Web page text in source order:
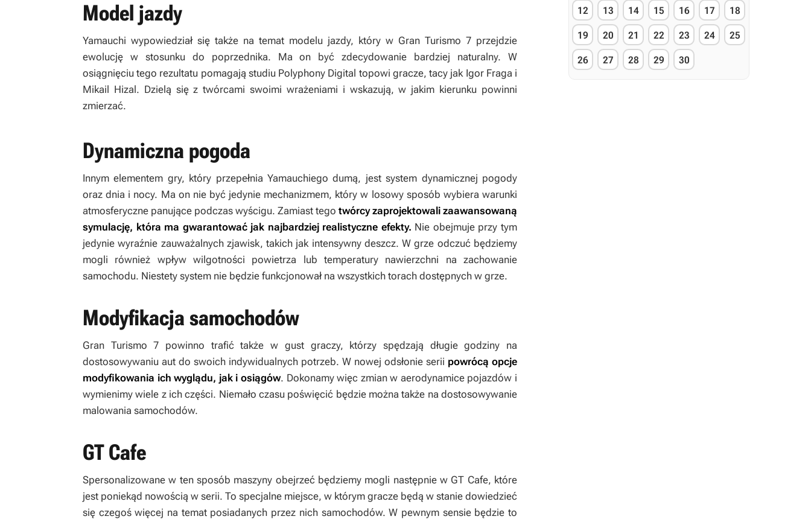
Model jazdy
Yamauchi wypowiedział się także na temat modelu jazdy, który w Gran Turismo 7 przejdzie
ewolucję w stosunku do poprzednika. Ma on być zdecydowanie bardziej naturalny. W
osiągnięciu tego rezultatu pomagają studiu Polyphony Digital topowi gracze, tacy jak Igor Fraga i
Mikail Hizal. Dzielą się z twórcami swoimi wrażeniami i wskazują, w jakim kierunku powinni
zmierzać.
Dynamiczna pogoda
Innym elementem gry, który przepełnia Yamauchiego dumą, jest system dynamicznej pogody
oraz dnia i nocy. Ma on nie być jedynie mechanizmem, który w losowy sposób wybiera warunki
atmosferyczne panujące podczas wyścigu. Zamiast tego twórcy zaprojektowali zaawansowaną
symulację, która ma gwarantować jak najbardziej realistyczne efekty. Nie obejmuje przy tym
jedynie wyraźnie zauważalnych zjawisk, takich jak intensywny deszcz. W grze odczuć będziemy
mogli również wpływ wilgotności powietrza lub temperatury nawierzchni na zachowanie
samochodu. Niestety system nie będzie funkcjonował na wszystkich torach dostępnych w grze.
Modyfikacja samochodów
Gran Turismo 7 powinno trafić także w gust graczy, którzy spędzają długie godziny na
dostosowywaniu aut do swoich indywidualnych potrzeb. W nowej odsłonie serii powrócą opcje
modyfikowania ich wyglądu, jak i osiągów. Dokonamy więc zmian w aerodynamice pojazdów i
wymienimy wiele z ich części. Niemało czasu poświęcić będzie można także na dostosowywanie
malowania samochodów.
GT Cafe
Spersonalizowane w ten sposób maszyny obejrzeć będziemy mogli następnie w GT Cafe, które
jest poniekąd nowością w serii. To specjalne miejsce, w którym gracze będą w stanie dowiedzieć
się czegoś więcej na temat posiadanych przez nich samochodów. W pewnym sensie będzie to
12 13 14 15 16 17 18
19 20 21 22 23 24 25
26 27 28 29 30